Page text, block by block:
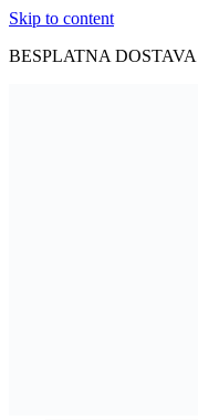
Skip to content
BESPLATNA